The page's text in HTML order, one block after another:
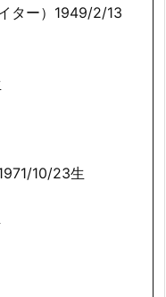
ター）1949/2/13
10/23生